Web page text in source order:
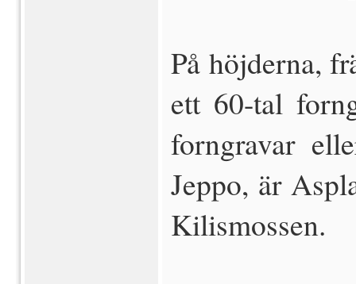
På höjderna,
ett 60-tal
forngravar
Jeppo, är
Kilismossen.